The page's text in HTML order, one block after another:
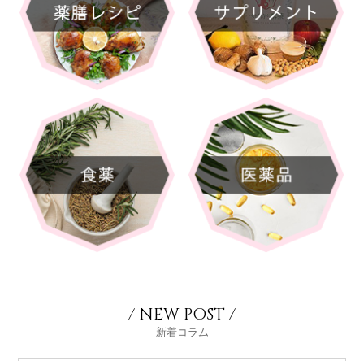
/ NEW POST /
新着コラム